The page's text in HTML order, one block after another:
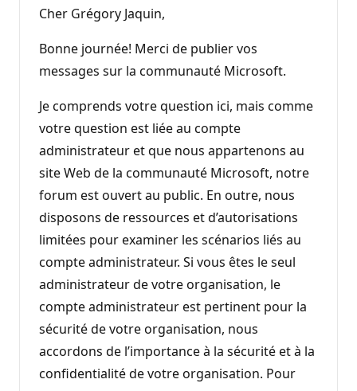
Cher Grégory Jaquin,
Bonne journée! Merci de publier vos
messages sur la communauté Microsoft.
Je comprends votre question ici, mais comme
votre question est liée au compte
administrateur et que nous appartenons au
site Web de la communauté Microsoft, notre
forum est ouvert au public. En outre, nous
disposons de ressources et d’autorisations
limitées pour examiner les scénarios liés au
compte administrateur. Si vous êtes le seul
administrateur de votre organisation, le
compte administrateur est pertinent pour la
sécurité de votre organisation, nous
accordons de l’importance à la sécurité et à la
confidentialité de votre organisation. Pour